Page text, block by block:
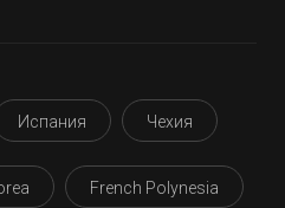
Испания Чехия
French Polynesia